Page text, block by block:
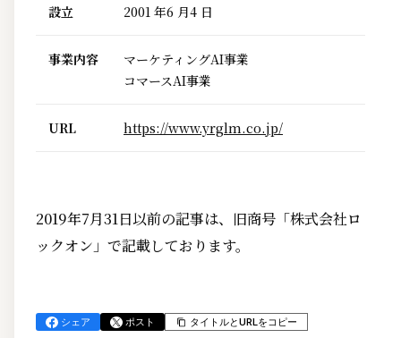
設立 2001 年6 月4 日
事業内容
マーケティングAI事業
コマースAI事業
URL https://www.yrglm.co.jp/
2019年7月31日以前の記事は、旧商号「株式会社ロ
ックオン」で記載しております。
シェア ポスト タイトルとURLをコピー